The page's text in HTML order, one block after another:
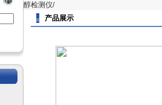
醇检测仪/
产品展示